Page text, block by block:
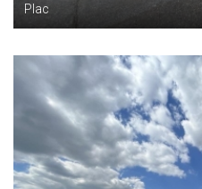
Plac